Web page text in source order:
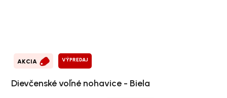
AKCIA VÝPREDAJ
Dievčenské voľné nohavice - Biela